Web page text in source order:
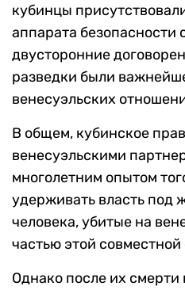
кубинцы
аппарата безопасности
двусторонние
разведки были
венесуэльских
В общем, кубинское
венесуэльскими
многолетним опытом
удерживать власть под
человека, убитые на
частью этой совместной
Однако после их